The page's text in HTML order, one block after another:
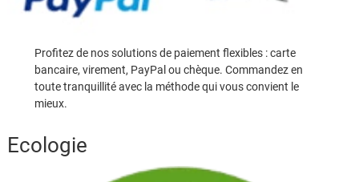
Profitez de nos solutions de paiement flexibles : carte
bancaire, virement, PayPal ou chèque. Commandez en
toute tranquillité avec la méthode qui vous convient le
mieux.
Ecologie